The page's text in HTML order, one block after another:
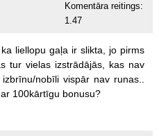
Komentāra reitings:
1.47
ka liellopu gaļa ir slikta, jo pirms
tur vielas izstrādājās, kas nav
izbrīnu/nobīli vispār nav runas..
ar 100kārtīgu bonusu?